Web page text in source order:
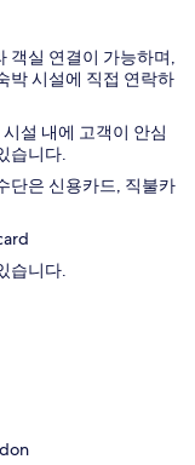
객실 연결이 가능하며,
박 시설에 직접 연락하
설 내에 고객이 안심
습니다.
단은 신용카드, 직불카
습니다.